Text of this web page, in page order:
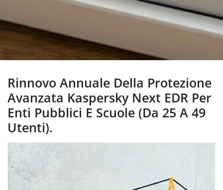
Rinnovo Annuale Della Protezione
Avanzata Kaspersky Next EDR Per
Enti Pubblici E Scuole (da 25 A 49
Utenti).